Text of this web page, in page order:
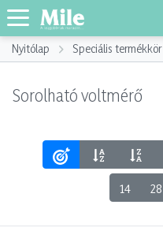
Nyitólap Speciális termékkör
Sorolható voltmérő
14 28